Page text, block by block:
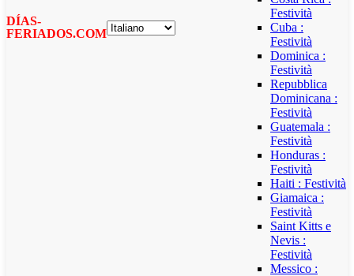
DÍAS-
FERIADOS.COM
Festività
Cuba :
Festività
Dominica :
Festività
Repubblica
Dominicana :
Festività
Guatemala :
Festività
Honduras :
Festività
Haiti : Festività
Giamaica :
Festività
Saint Kitts e
Nevis :
Festività
Messico :